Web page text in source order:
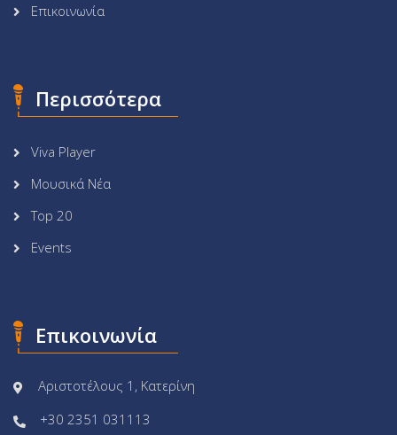
Επικοινωνία
Περισσότερα
Viva Player
Μουσικά Νέα
Top 20
Events
Επικοινωνία
Αριστοτέλους 1, Κατερίνη
+30 2351 031113